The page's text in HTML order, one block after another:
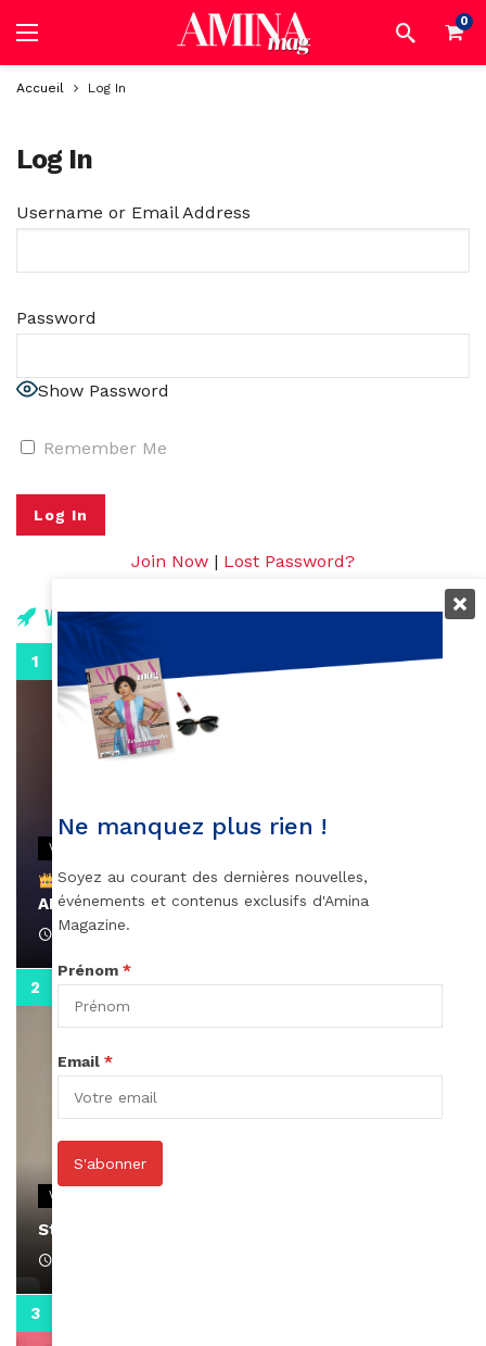
0
Accueil Log In
Log In
Username or Email Address
Password
Show Password
Remember Me
Join Now | Lost Password?
Vidéos
0:29
VIDEOS
Remerciements à Ayden pour son message sur
AMINA, le Magazine de la Femme
April 1, 2022
0:13
VIDEOS
Stacy passe un message
Ne manquez plus rien !
Soyez au courant des dernières nouvelles,
événements et contenus exclusifs d'Amina
Magazine.
Prénom *
Email *
S'abonner